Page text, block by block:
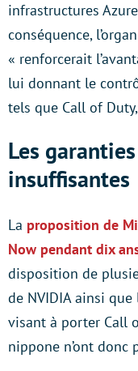
infrastructures
conséquence,
« renforcerait
lui donnant le
tels que Call of
Les
insuffisantes
La proposition de
Now pendant dix
disposition de
de NVIDIA ainsi que
visant à porter Call
nippone n’ont donc